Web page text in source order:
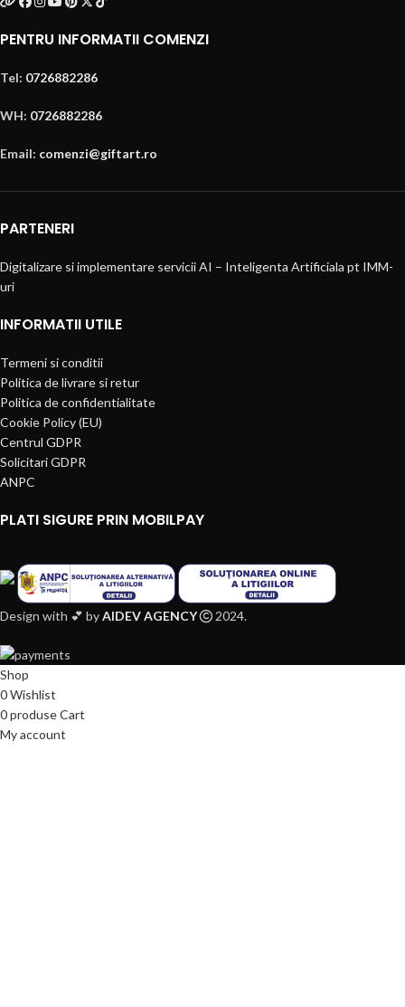
PENTRU INFORMATII COMENZI
Tel: 0726882286
WH: 0726882286
Email: comenzi@giftart.ro
PARTENERI
Digitalizare si implementare servicii AI – Inteligenta Artificiala pt IMM-
uri
INFORMATII UTILE
Termeni si conditii
Politica de livrare si retur
Politica de confidentialitate
Cookie Policy (EU)
Centrul GDPR
Solicitari GDPR
ANPC
PLATI SIGURE PRIN MOBILPAY
Design with 💕 byAIDEV AGENCY 2024.
Shop
0Wishlist
0produseCart
My account